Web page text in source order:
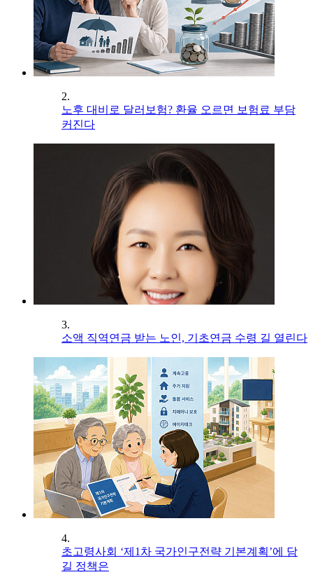
2.
노후 대비로 달러보험? 환율 오르면 보험료 부담
커진다
3.
소액 직역연금 받는 노인, 기초연금 수령 길 열린다
4.
초고령사회 ‘제1차 국가인구전략 기본계획’에 담
길 정책은